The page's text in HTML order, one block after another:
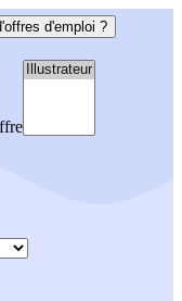
d'emploi ?